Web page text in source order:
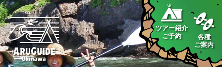
ツアー紹介
ご予約
各種
ご案内